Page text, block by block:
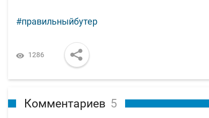
#правильныйбутер
1286
Комментариев 5